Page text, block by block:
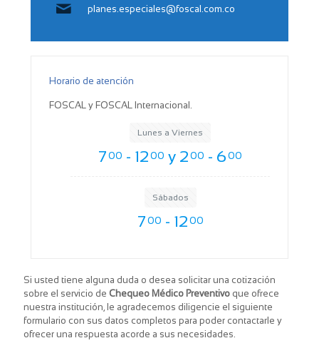
Máximo mujer
$ 3.100.000
planes.especiales@foscal.com.co
Horario de atención
FOSCAL y FOSCAL Internacional.
Lunes a Viernes
7 00 - 12 00 y 2 00 - 6 00
Sábados
7 00 - 12 00
Si usted tiene alguna duda o desea solicitar una cotización
sobre el servicio de Chequeo Médico Preventivo que ofrece
nuestra institución, le agradecemos diligencie el siguiente
formulario con sus datos completos para poder contactarle y
ofrecer una respuesta acorde a sus necesidades.